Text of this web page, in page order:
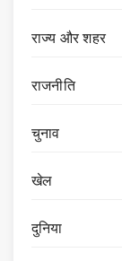
राज्य और शहर
राजनीति
चुनाव
खेल
दुनिया